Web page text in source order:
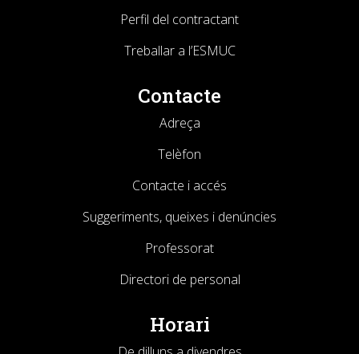
Perfil del contractant
Treballar a l’ESMUC
Contacte
Adreça
Telèfon
Contacte i accés
Suggeriments, queixes i denúncies
Professorat
Directori de personal
Horari